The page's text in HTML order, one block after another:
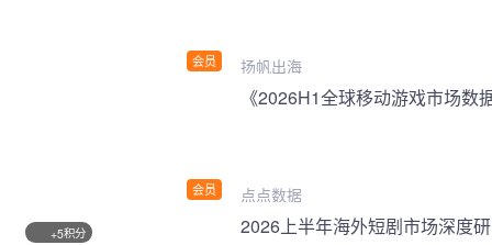
会员 扬帆出海
会员
《2026H1全球移动游戏市场数
点点数据
+5积分 2026上半年海外短剧市场深度